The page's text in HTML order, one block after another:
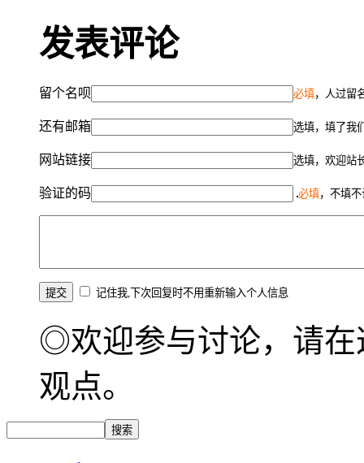
发表评论
留个名呗 必填，人过留
还有邮箱 选填，填了我
网站链接 选填，欢迎站
验证的码 必填，不填
记住我,下次回复时不用重新输入个人信息
◎欢迎参与讨论，请在
观点。